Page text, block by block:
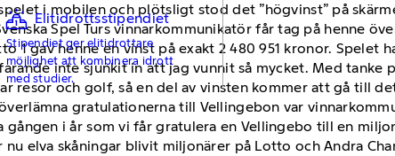
Elitidrottsstipendiet
Stipendiet ger elitidrottare
möjlighet att kombinera idrott
med studier.
i mobilen och plötsligt stod det ”högvinst” på
Spel Turs vinnarkommunikatör får tag på henne
1 gav henne en vinst på exakt 2 480 951 kronor. Spelet
inte sjunkit in att jag vunnit så mycket. Med tanke
resor och golf, så en del av vinsten kommer att gå till
gratulationerna till Vellingebon var
gången i år som vi får gratulera en Vellingebo till en
nu elva skåningar blivit miljonärer på Lotto och Andra